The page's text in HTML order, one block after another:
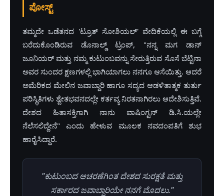
ಪೋಸ್ಟ್
ತಮ್ಮದೇ ಒಡೆತನದ 'ಟ್ರೂತ್ ಸೋಶಿಯಲ್' ವೇದಿಕೆಯಲ್ಲಿ ಈ ಬಗ್ಗೆ
ಬರೆದುಕೊಂಡಿರುವ ಡೊನಾಲ್ಡ್ ಟ್ರಂಪ್, "ನನ್ನ ಮಗ ಡಾನ್
ಜೂನಿಯರ್ ಮತ್ತು ನಮ್ಮ ಕುಟುಂಬವನ್ನು ಸೇರುತ್ತಿರುವ ಸೊಸೆ ಬೆಟ್ಟಿನಾ
ಅವರ ಸುಂದರ ಕ್ಷಣಗಳಲ್ಲಿ ಭಾಗಿಯಾಗಲು ನನಗೂ ಆಸೆಯಿತ್ತು. ಆದರೆ
ಅಮೆರಿಕದ ಮೇಲಿನ ಜವಾಬ್ದಾರಿ ಹಾಗೂ ಸದ್ಯದ ಆಡಳಿತಾತ್ಮಕ ತುರ್ತು
ಪರಿಸ್ಥಿತಿಗಳು ಶ್ವೇತಭವನದಲ್ಲೇ ಕರ್ತವ್ಯ ನಿರತನಾಗಿರಲು ಆದೇಶಿಸುತ್ತಿವೆ.
ದೇಶದ ಹಿತಾಸಕ್ತಿಗಾಗಿ ನಾನು ವಾಷಿಂಗ್ಟನ್ ಡಿ.ಸಿ.ಯಲ್ಲೇ
ನೆಲೆಸಲಿದ್ದೇನೆ" ಎಂದು ಹೇಳುವ ಮೂಲಕ ನವದಂಪತಿಗೆ ಶುಭ
ಹಾರೈಸಿದ್ದಾರೆ.
"ಕುಟುಂಬದ ಆಚರಣೆಗಿಂತ ದೇಶದ ಸುರಕ್ಷತೆ ಮತ್ತು
ಸರ್ಕಾರದ ಜವಾಬ್ದಾರಿಯೇ ನನಗೆ ಮೊದಲು."